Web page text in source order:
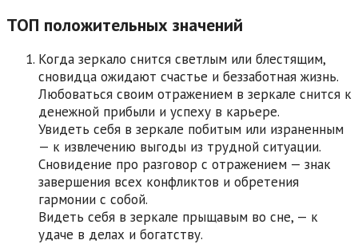
ТОП положительных значений
Когда зеркало снится светлым или блестящим,
сновидца ожидают счастье и беззаботная жизнь.
Любоваться своим отражением в зеркале снится к
денежной прибыли и успеху в карьере.
Увидеть себя в зеркале побитым или израненным
— к извлечению выгоды из трудной ситуации.
Сновидение про разговор с отражением — знак
завершения всех конфликтов и обретения
гармонии с собой.
Видеть себя в зеркале прыщавым во сне, — к
удаче в делах и богатству.